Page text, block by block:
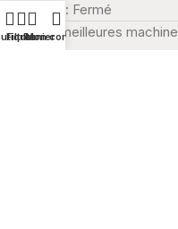
Dimanche : Fermé
Les meilleures
FiltresPanier
Mon compte